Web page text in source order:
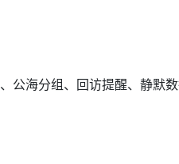
公海分组、回访提醒、静默